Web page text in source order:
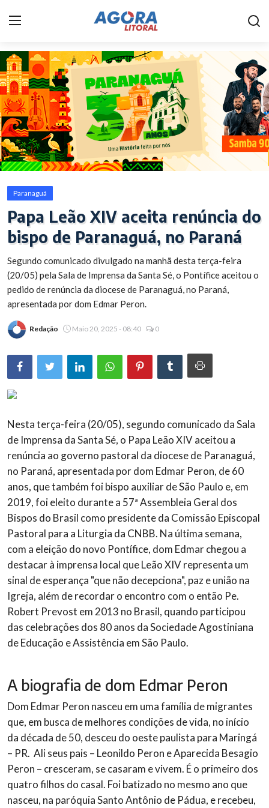
Home
Litoral
Paranaguá
Saúde
Acidente
Paraná
Policial
Brasil
Paranaguá
Papa Leão XIV aceita renúncia do
bispo de Paranaguá, no Paraná
Segundo comunicado divulgado na manhã desta terça-feira
(20/05) pela Sala de Imprensa da Santa Sé, o Pontífice aceitou o
pedido de renúncia da diocese de Paranaguá, no Paraná,
apresentada por dom Edmar Peron.
Redação Maio 20, 2025 - 08:40 0
Nesta terça-feira (20/05), segundo comunicado da Sala
de Imprensa da Santa Sé, o Papa Leão XIV aceitou a
renúncia ao governo pastoral da diocese de Paranaguá,
no Paraná, apresentada por dom Edmar Peron, de 60
anos, que também foi bispo auxiliar de São Paulo e, em
2019, foi eleito durante a 57ª Assembleia Geral dos
Bispos do Brasil como presidente da Comissão Episcopal
Pastoral para a Liturgia da CNBB. Na última semana,
com a eleição do novo Pontífice, dom Edmar chegou a
destacar à imprensa local que Leão XIV representa um
sinal de esperança "que não decepciona", paz e união na
Igreja, além de recordar o encontro com o então Pe.
Robert Prevost em 2013 no Brasil, quando participou
das celebrações dos 80 anos da Sociedade Agostiniana
de Educação e Assistência em São Paulo.
A biografia de dom Edmar Peron
Dom Edmar Peron nasceu em uma família de migrantes
que, em busca de melhores condições de vida, no início
da década de 50, desceu do oeste paulista para Maringá
– PR. Ali seus pais – Leonildo Peron e Aparecida Besagio
Peron – cresceram, se casaram e vivem. É o primeiro dos
quatro filhos do casal. Foi batizado no mesmo ano que
nasceu, na paróquia Santo Antônio de Pádua, e recebeu,